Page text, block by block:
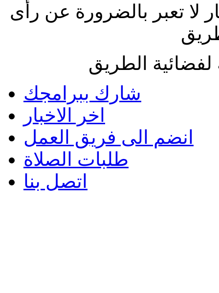
لا تعبر بالضرورة عن رأى
الطريق
شارك ببرامجك
اخر الاخبار
انضم الى فريق العمل
طلبات الصلاة
اتصل بنا